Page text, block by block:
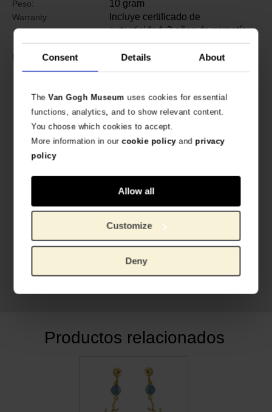
Consent Details About
TheVan Gogh Museum uses cookies for essential
functions, analytics, and to show relevant content.
You choose which cookies to accept.
More information in ourcookie policyand privacy
policy
Allow all
Customize
Deny
Peso: 10 gram
Warranty:
Incluye certificado de
autenticidad. 2 años de garantía
por defectos de fabricación.
Material: Plata dorada, flores de resina
Vincent van Gogh,
flor, 1890
Productos relacionados